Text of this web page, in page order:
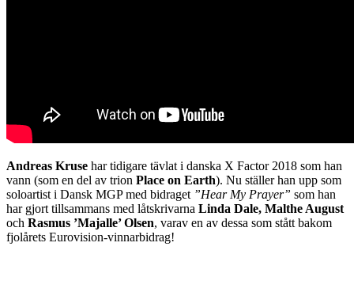
Andreas Kruse har tidigare tävlat i danska X Factor 2018 som han
vann (som en del av trion Place on Earth). Nu ställer han upp som
soloartist i Dansk MGP med bidraget ”Hear My Prayer” som han
har gjort tillsammans med låtskrivarna Linda Dale, Malthe August
och Rasmus ’Majalle’ Olsen, varav en av dessa som stått bakom
fjolårets Eurovision-vinnarbidrag!